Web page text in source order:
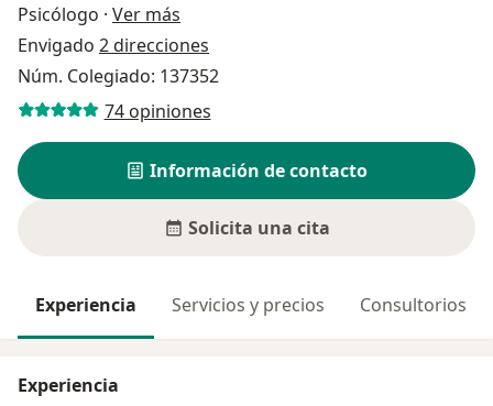
Psicólogo · Ver más
Envigado 2 direcciones
Núm. Colegiado: 137352
74 opiniones
Información de contacto
Solicita una cita
Experiencia Servicios y precios Consultorios
Experiencia